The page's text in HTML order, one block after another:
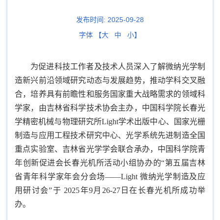
发布时间: 2025-09-28
字体 【大 中 小】
为促进科技工作者及技术人员深入了解微纳光学制
造新兴前沿领域研究动态与发展趋势，推动学科交叉融
合，培养具有前瞻性和服务国家重大战略需求的领域科
学家，由吉林省科学技术协会主办，中国科学院长春光
学精密机械与物理研究所Light学术出版中心、国家光栅
制造与应用工程技术研究中心、光学系统先进制造全国
重点实验室、吉林省光学学会联合承办，中国科学院青
年创新促进会长春光机所活动小组协办的“第五届吉林
省青年科学家年会分会场——Light 微纳光学制造及应
用研讨会”于 2025年9月26-27日在长春光机所成功举
办。